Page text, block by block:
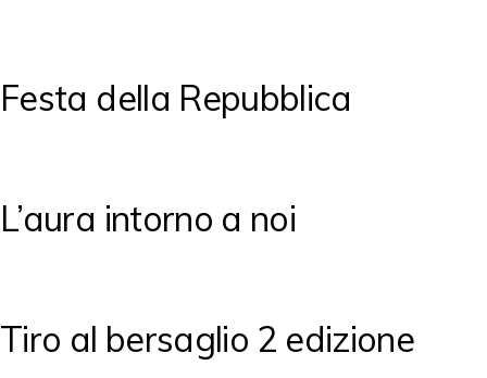
Festa della Repubblica
L’aura intorno a noi
Tiro al bersaglio 2 edizione